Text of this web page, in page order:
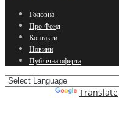
Головна
Про Фонд
Контакти
Новини
Публічна оферта
Translate